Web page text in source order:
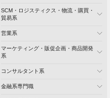
SCM・ロジスティクス・物流・購買・
貿易系
営業系
マーケティング・販促企画・商品開発
系
コンサルタント系
金融系専門職